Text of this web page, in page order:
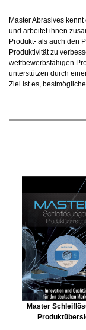
Master Abrasives
und arbeitet ihnen
Produkt- als auch den
Produktivität zu
wettbewerbsfähigen
unterstützen durch
Ziel ist es,
Master